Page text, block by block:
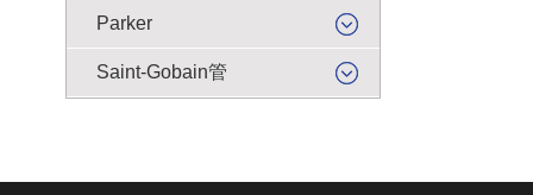
Parker
Saint-Gobain管